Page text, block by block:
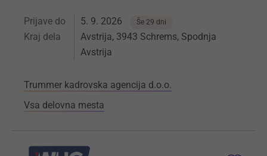
Prijave do 5. 9. 2026 Še 29 dni
Kraj dela
Avstrija, 3943 Schrems, Spodnja
Avstrija
Trummer kadrovska agencija d.o.o.
Vsa delovna mesta